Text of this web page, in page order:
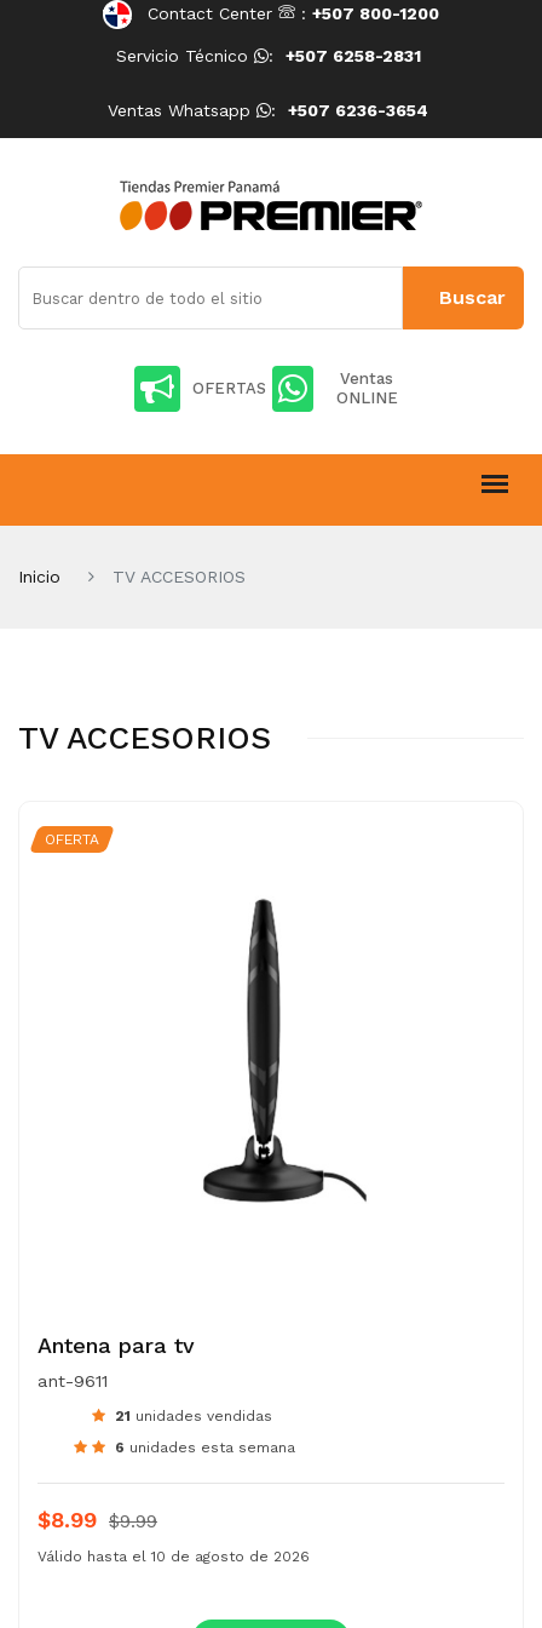
Contact Center : +507 800-1200
Servicio Técnico : +507 6258-2831
Ventas Whatsapp : +507 6236-3654
OFERTAS
Ventas
ONLINE
Inicio TV ACCESORIOS
TV ACCESORIOS
OFERTA
Antena para tv
ant-9611
21 unidades vendidas
6 unidades esta semana
$8.99 $9.99
Válido hasta el 10 de agosto de 2026